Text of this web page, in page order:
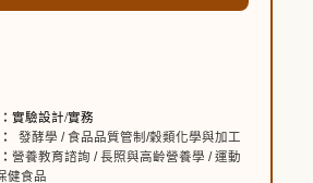
實驗設計/實務
發酵學 / 食品品質管制/穀類化學與加工
營養教育諮詢 / 長照與高齡營養學 / 運動
健食品